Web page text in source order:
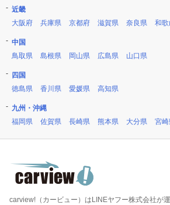
近畿
大阪府
兵庫県 京都府 滋賀県 奈良県 和
中国
鳥取県
島根県 岡山県 広島県 山口県
四国
徳島県
香川県 愛媛県 高知県
九州・沖縄
福岡県
佐賀県 長崎県 熊本県 大分県 宮
carview!（カービュー）はLINEヤフー株式会社が